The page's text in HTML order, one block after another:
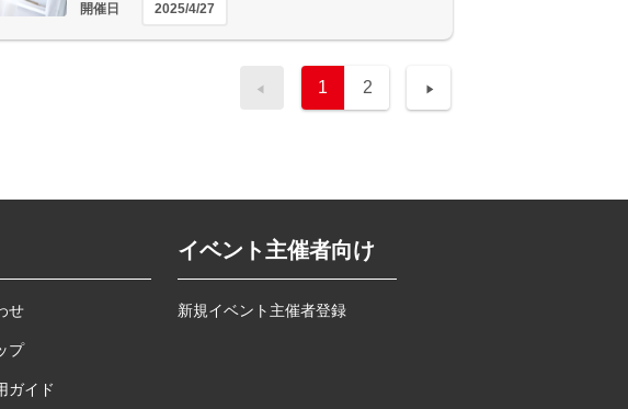
開催日 2025/4/27
1 2
せ
プ
ガイド
イベント主催者向け
新規イベント主催者登録